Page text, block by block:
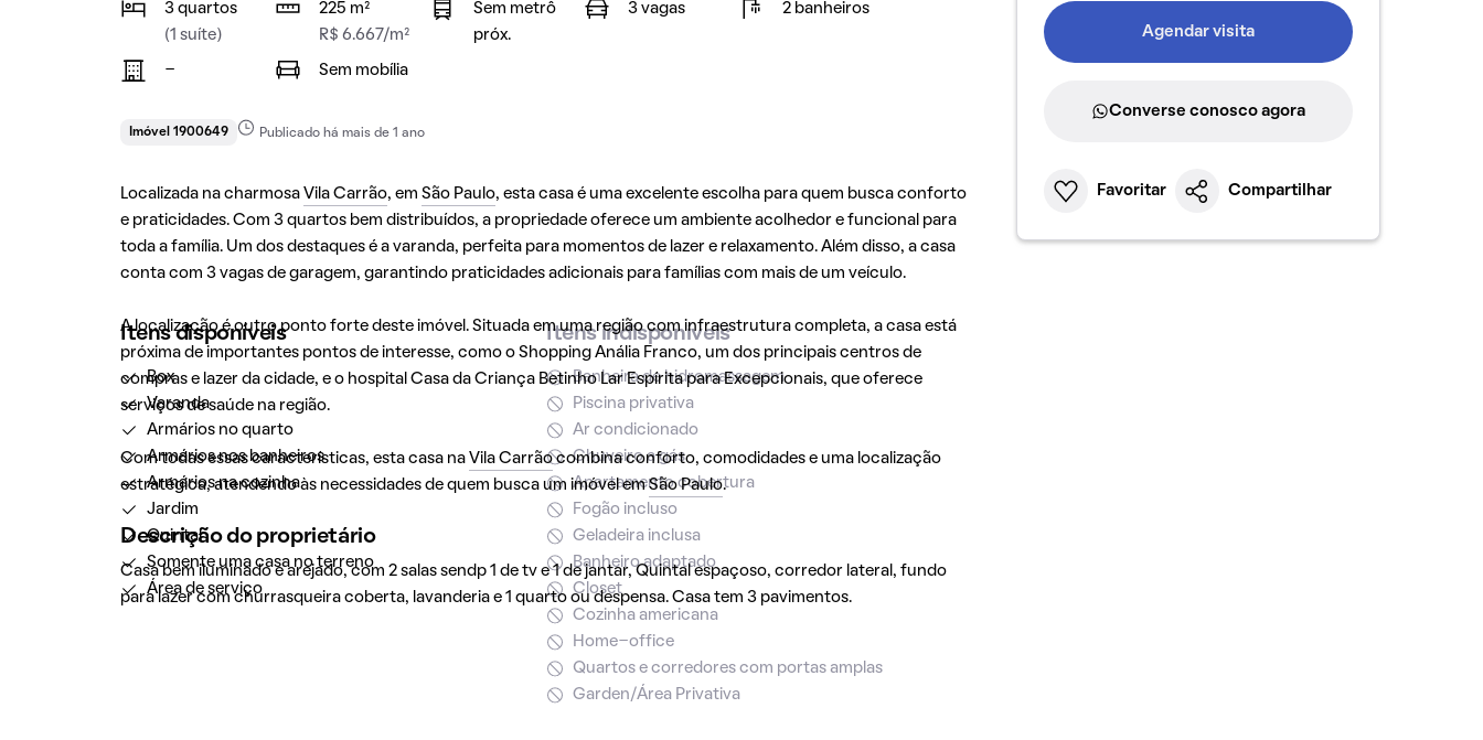
3 quartos
(1 suíte)
225 m²
R$ 6.667/m²
Sem metrô
próx.
3 vagas 2 banheiros
- Sem mobília
Imóvel 1900649 Publicado há mais de 1 ano
Localizada na charmosa Vila Carrão, em São Paulo, esta casa é uma excelente escolha para quem busca conforto
e praticidades. Com 3 quartos bem distribuídos, a propriedade oferece um ambiente acolhedor e funcional para
toda a família. Um dos destaques é a varanda, perfeita para momentos de lazer e relaxamento. Além disso, a casa
conta com 3 vagas de garagem, garantindo praticidades adicionais para famílias com mais de um veículo.
A localização é outro ponto forte deste imóvel. Situada em uma região com infraestrutura completa, a casa está
próxima de importantes pontos de interesse, como o Shopping Anália Franco, um dos principais centros de
compras e lazer da cidade, e o hospital Casa da Criança Betinho Lar Espírita para Excepcionais, que oferece
serviços de saúde na região.
Com todas essas características, esta casa na Vila Carrãocombina conforto, comodidades e uma localização
estratégica, atendendo às necessidades de quem busca um imóvel emSão Paulo.
Descrição do proprietário
Casa bem iluminado e arejado, com 2 salas sendp 1 de tv e 1 de jantar, Quintal espaçoso, corredor lateral, fundo
para lazer com churrasqueira coberta, lavanderia e 1 quarto ou despensa. Casa tem 3 pavimentos.
Itens disponíveis
Box
Varanda
Armários no quarto
Armários nos banheiros
Armários na cozinha
Jardim
Quintal
Somente uma casa no terreno
Área de serviço
Itens indisponíveis
Banheira de hidromassagem
Piscina privativa
Ar condicionado
Chuveiro a gás
Apartamento cobertura
Fogão incluso
Geladeira inclusa
Banheiro adaptado
Closet
Cozinha americana
Home-office
Quartos e corredores com portas amplas
Garden/Área Privativa
Agendar visita
Converse conosco agora
Favoritar Compartilhar